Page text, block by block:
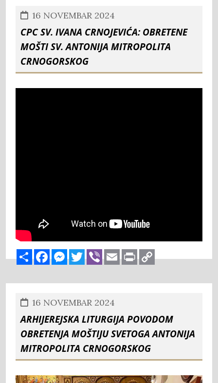
16 NOVEMBAR 2024
CPC sv. Ivana Crnojevića: Obretene
mošti sv. Antonija Mitropolita
Crnogorskog
ShareFacebook
Messenger
Twitter
ViberEmailPrint
Link
16 NOVEMBAR 2024
Arhijerejska liturgija povodom
obretenja moštiju Svetoga Antonija
Mitropolita Crnogorskog